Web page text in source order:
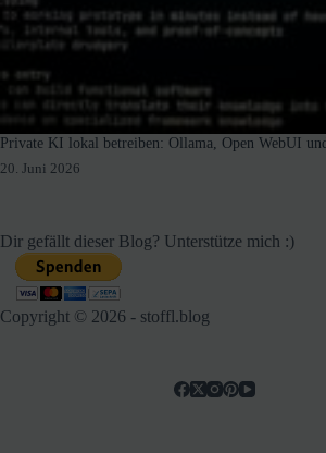
Private KI lokal betreiben: Ollama, Open WebUI
20. Juni 2026
Dir gefällt dieser Blog? Unterstütze mich :)
Copyright © 2026 - stoffl.blog